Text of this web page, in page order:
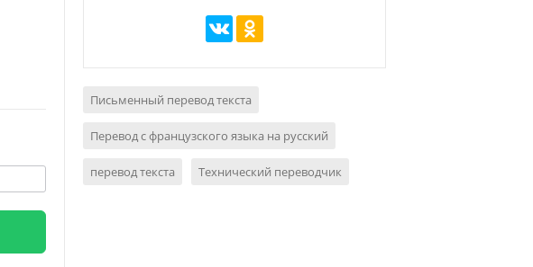
Письменный перевод текста
Перевод с французского языка на русский
перевод текста Технический переводчик